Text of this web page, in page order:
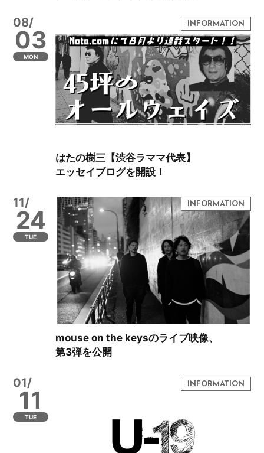
08/
03
MON
はたの樹三【渋谷ラママ代表】
エッセイブログを開設！
11/
24
TUE
mouse on the keysのライブ映像、
第3弾を公開
01/
11
TUE